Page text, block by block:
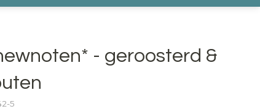
- geroosterd &
5